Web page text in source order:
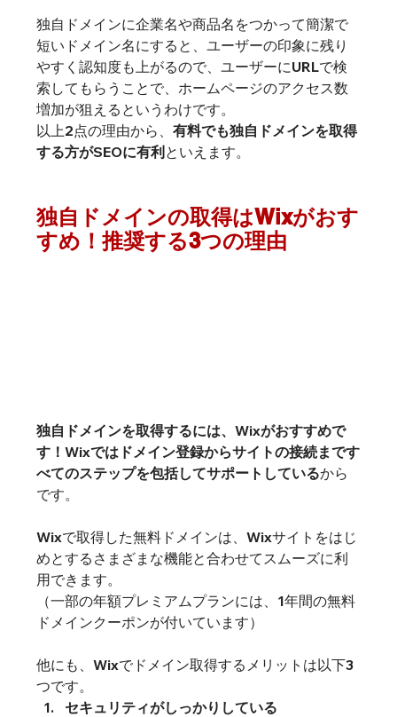
独自ドメインに企業名や商品名をつかって簡潔で
短いドメイン名にすると、ユーザーの印象に残り
やすく認知度も上がるので、ユーザーにURLで検
索してもらうことで、ホームページのアクセス数
増加が狙えるというわけです。
以上2点の理由から、 有料でも独自ドメインを取得
する方がSEOに有利 といえます。
独自ドメインの取得はWixがおす
すめ！推奨する3つの理由
独自ドメインを取得するには、Wixがおすすめで
す！ Wixではドメイン登録からサイトの接続まです
べてのステップを包括してサポートしているから
です。
Wixで取得した無料ドメインは、Wixサイトをはじ
めとするさまざまな機能と合わせてスムーズに利
用できます。
（一部の年額プレミアムプランには、1年間の無料
ドメインクーポンが付いています）
他にも、Wixでドメイン取得するメリットは以下3
つです。
セキュリティがしっかりしている